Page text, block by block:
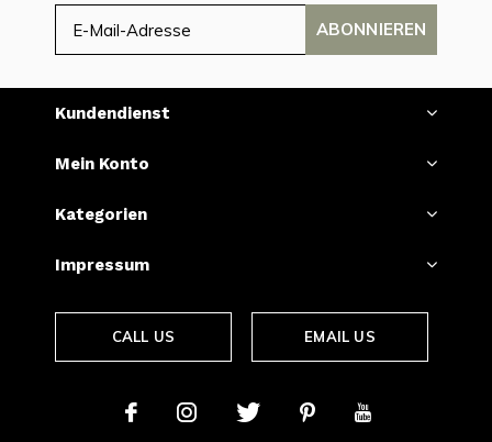
ABONNIEREN
Kundendienst
Mein Konto
Kategorien
Impressum
CALL US EMAIL US